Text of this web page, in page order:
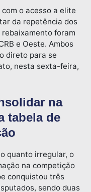
o acesso a elite
da repetência dos
foram
e Oeste. Ambos
direto para se
nesta sexta-feira,
na
tabela de
quanto irregular, o
na competição
conquistou três
sendo duas